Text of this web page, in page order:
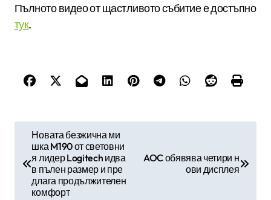
Пълното видео от щастливото събитие е достъпно
тук.
в
Новата безжична ми
шка M190 от световни
я лидер Logitech идва
в пълен размер и пре
длага продължителен
комфорт
AOC обявява четири н
ови дисплея